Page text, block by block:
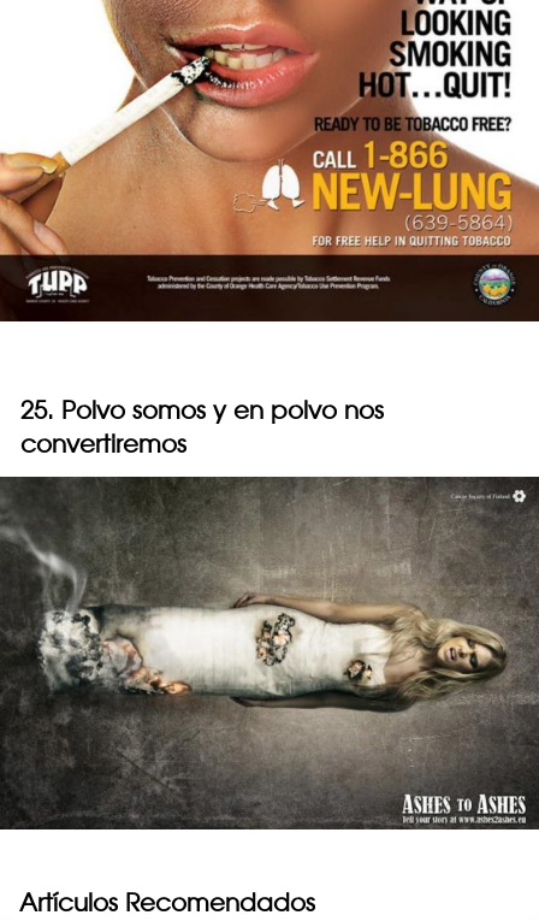
25. Polvo somos y en polvo nos
convertiremos
Artículos Recomendados